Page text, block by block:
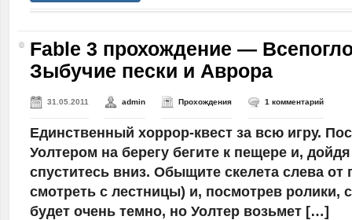
Fable 3 прохождение —
Зыбучие пески и Аврора
31.05.2011 admin Прохождения 1 комментарий
Единственный хоррор-квест за всю игру.
Уолтером на берегу бегите к пещере и,
спуститесь вниз. Обыщите скелета слева от
смотреть с лестницы) и, посмотрев ролики,
будет очень темно, но Уолтер возьмет […]